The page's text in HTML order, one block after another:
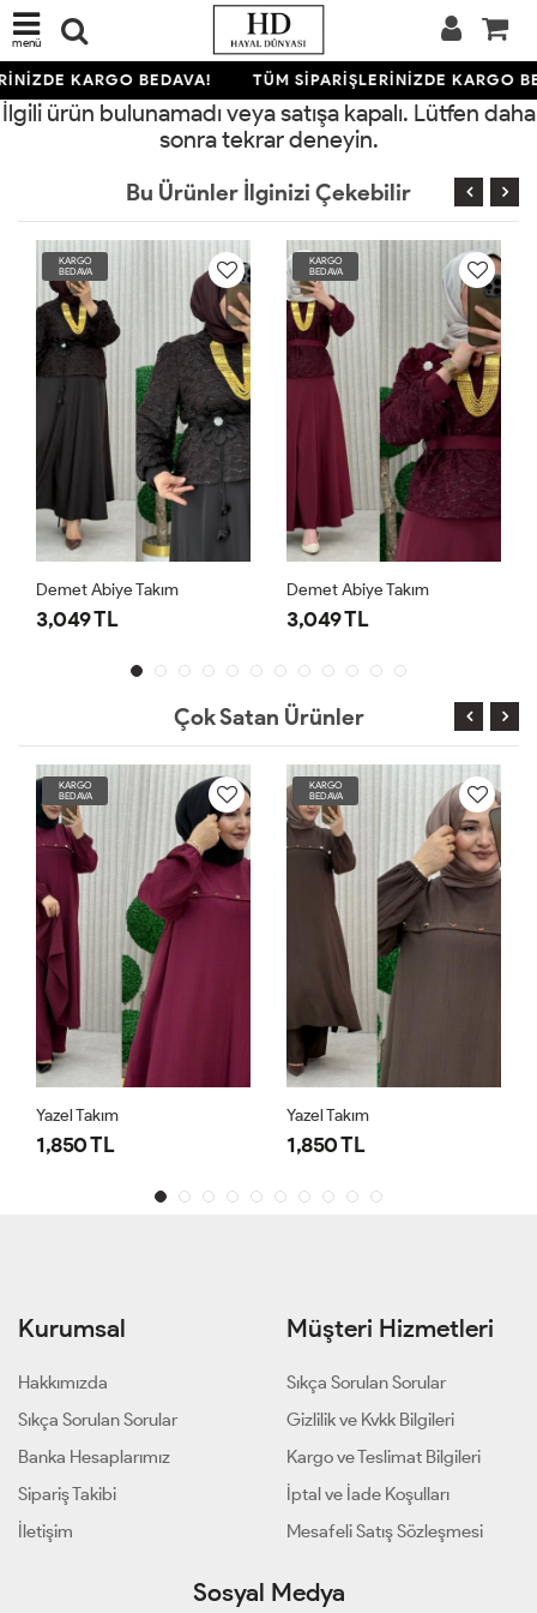
menü
KARGO BEDAVA! TÜM SİPARİŞLERİNİZDE KARGO
İlgili ürün bulunamadı veya satışa kapalı. Lütfen daha
sonra tekrar deneyin.
Bu Ürünler İlginizi Çekebilir
KARGO
BEDAVA
Demet Abiye Takım
3,049 TL
KARGO
BEDAVA
Demet Abiye Takım
3,049 TL
Çok Satan Ürünler
KARGO
BEDAVA
Yazel Takım
1,850 TL
KARGO
BEDAVA
Yazel Takım
1,850 TL
Kurumsal
Hakkımızda
Sıkça Sorulan Sorular
Banka Hesaplarımız
Sipariş Takibi
İletişim
Müşteri Hizmetleri
Sıkça Sorulan Sorular
Gizlilik ve Kvkk Bilgileri
Kargo ve Teslimat Bilgileri
İptal ve İade Koşulları
Mesafeli Satış Sözleşmesi
Sosyal Medya